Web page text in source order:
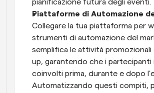
pianificazione futura degli eventi.
Piattaforme di Automazione
Collegare la tua piattaforma per
strumenti di automazione del
semplifica le attività
up, garantendo che i partecipanti
coinvolti prima, durante e dopo
Automatizzando questi compiti,